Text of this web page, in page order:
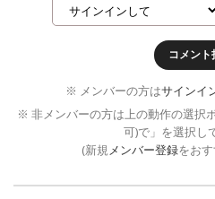
コメント
※ メンバーの方はサインイ
※ 非メンバーの方は上の動作の選択
可)で」を選択し
(新規メンバー登録をお